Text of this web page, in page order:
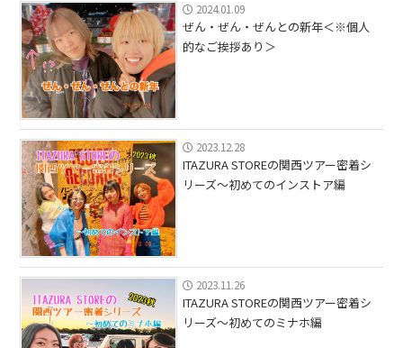
2024.01.09
ぜん・ぜん・ぜんとの新年＜※個人
的なご挨拶あり＞
2023.12.28
ITAZURA STOREの関西ツアー密着シ
リーズ〜初めてのインストア編
2023.11.26
ITAZURA STOREの関西ツアー密着シ
リーズ〜初めてのミナホ編